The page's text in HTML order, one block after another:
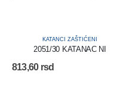
KATANCI ZAŠTIĆENI
2051/30 KATANAC NI
813,60 rsd